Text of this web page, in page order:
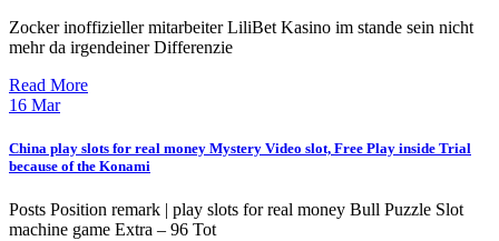
Zocker inoffizieller mitarbeiter LiliBet Kasino im stande sein nicht
mehr da irgendeiner Differenzie
Read More
16 Mar
China play slots for real money Mystery Video slot, Free Play inside Trial
because of the Konami
Posts Position remark | play slots for real money Bull Puzzle Slot
machine game Extra – 96 Tot